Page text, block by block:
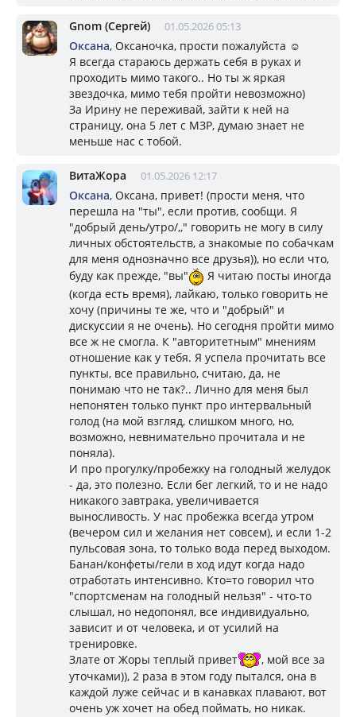
Gnom (Сергей) 01.05.2026 05:13
Оксана, Оксаночка, прости пожалуйста ☺️
Я всегда стараюсь держать себя в руках и
проходить мимо такого.. Но ты ж яркая
звездочка, мимо тебя пройти невозможно)
За Ирину не переживай, зайти к ней на
страницу, она 5 лет с МЗР, думаю знает не
меньше нас с тобой.
ВитаЖора 01.05.2026 12:17
Оксана, Оксана, привет! (прости меня, что
перешла на "ты", если против, сообщи. Я
"добрый день/утро/,," говорить не могу в силу
личных обстоятельств, а знакомые по собачкам
для меня однозначно все друзья)), но если что,
буду как прежде, "вы"
Я читаю посты иногда
(когда есть время), лайкаю, только говорить не
хочу (причины те же, что и "добрый" и
дискуссии я не очень). Но сегодня пройти мимо
все ж не смогла. К "авторитетным" мнениям
отношение как у тебя. Я успела прочитать все
пункты, все правильно, считаю, да, не
понимаю что не так?.. Лично для меня был
непонятен только пункт про интервальный
голод (на мой взгляд, слишком много, но,
возможно, невнимательно прочитала и не
поняла).
И про прогулку/пробежку на голодный желудок
- да, это полезно. Если бег легкий, то и не надо
никакого завтрака, увеличивается
выносливость. У нас пробежка всегда утром
(вечером сил и желания нет совсем), и если 1-2
пульсовая зона, то только вода перед выходом.
Банан/конфеты/гели в ход идут когда надо
отработать интенсивно. Кто=то говорил что
"спортсменам на голодный нельзя" - что-то
слышал, но недопонял, все индивидуально,
зависит и от человека, и от усилий на
тренировке.
Злате от Жоры теплый привет
, мой все за
уточками)), 2 раза в этом году пытался, она в
каждой луже сейчас и в канавках плавают, вот
очень уж хочет на обед поймать, но никак.